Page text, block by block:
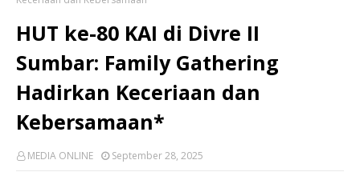
HUT ke-80 KAI di Divre II
Sumbar: Family Gathering
Hadirkan Keceriaan dan
Kebersamaan*
MEDIA ONLINE September 28, 2025